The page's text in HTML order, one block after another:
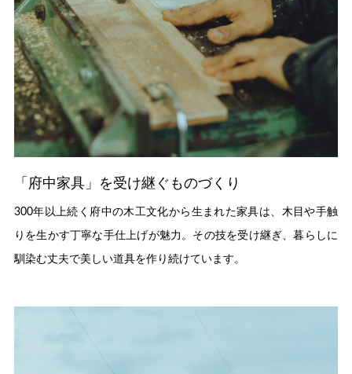
「府中家具」を受け継ぐものづくり
300年以上続く府中の木工文化から生まれた家具は、木目や手触
りを生かす丁寧な手仕上げが魅力。その技を受け継ぎ、暮らしに
馴染む丈夫で美しい道具を作り続けています。